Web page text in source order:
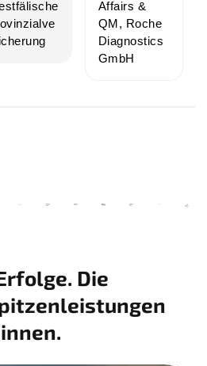
Affairs &
QM, Roche
Diagnostics
GmbH
Die